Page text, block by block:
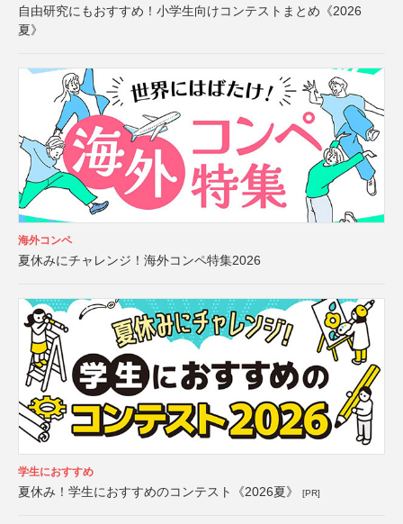
自由研究にもおすすめ！小学生向けコンテストまとめ《2026
夏》
海外コンペ
夏休みにチャレンジ！海外コンペ特集2026
学生におすすめ
夏休み！学生におすすめのコンテスト《2026夏》 [PR]